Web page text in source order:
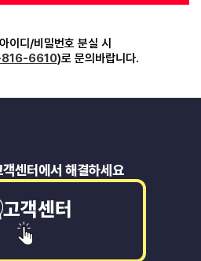
이디/비밀번호 분실 시
6610)로 문의바랍니다.
센터에서 해결하세요
고객센터